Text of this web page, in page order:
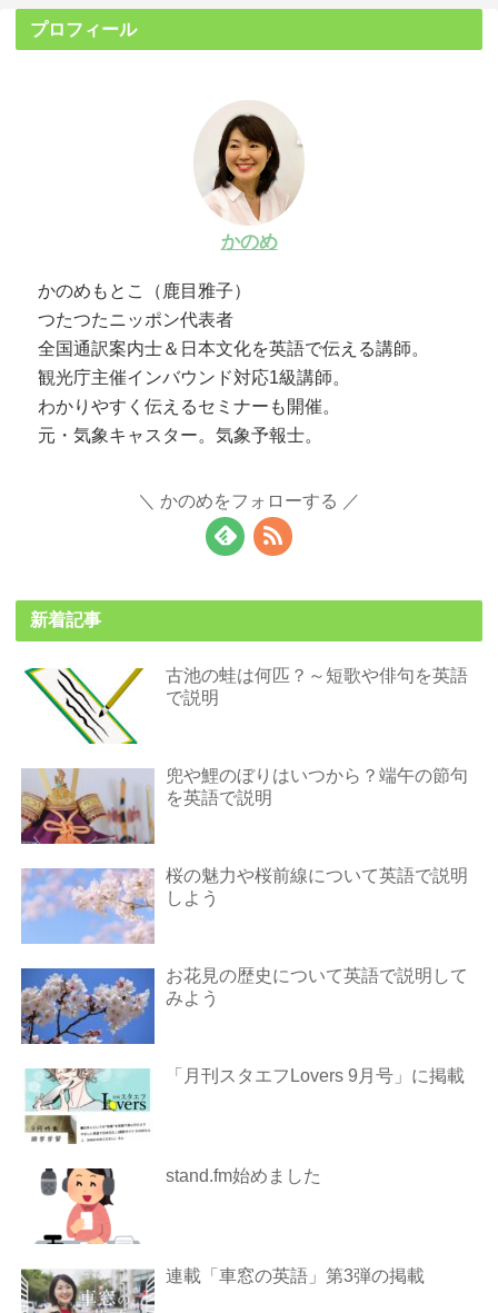
プロフィール
かのめ
かのめもとこ（鹿目雅子）
つたつたニッポン代表者
全国通訳案内士＆日本文化を英語で伝える講師。
観光庁主催インバウンド対応1級講師。
わかりやすく伝えるセミナーも開催。
元・気象キャスター。気象予報士。
かのめをフォローする
新着記事
古池の蛙は何匹？～短歌や俳句を英語
で説明
兜や鯉のぼりはいつから？端午の節句
を英語で説明
桜の魅力や桜前線について英語で説明
しよう
お花見の歴史について英語で説明して
みよう
「月刊スタエフLovers 9月号」に掲載
stand.fm始めました
連載「車窓の英語」第3弾の掲載